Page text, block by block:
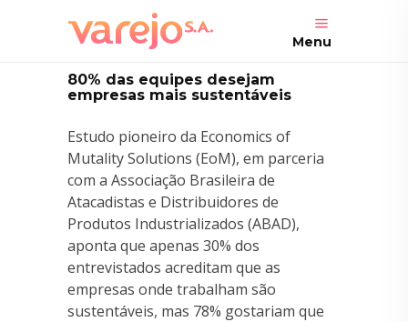
Menu
80% das equipes desejam
empresas mais sustentáveis
Estudo pioneiro da Economics of
Mutality Solutions (EoM), em parceria
com a Associação Brasileira de
Atacadistas e Distribuidores de
Produtos Industrializados (ABAD),
aponta que apenas 30% dos
entrevistados acreditam que as
empresas onde trabalham são
sustentáveis, mas 78% gostariam que